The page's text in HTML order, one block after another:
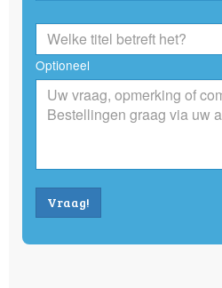
Optioneel
Vraag!